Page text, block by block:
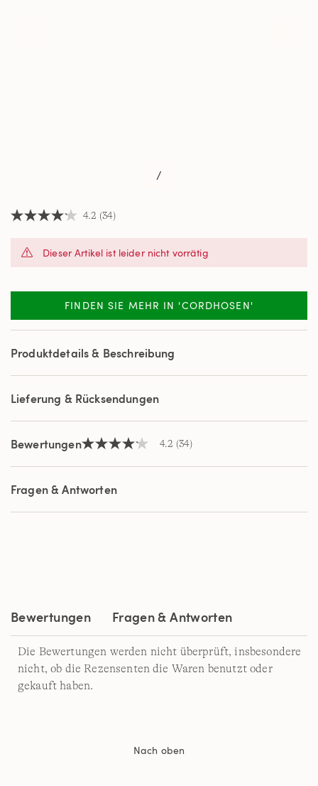
/
4.2
Sternen,
Bewertung.
Reviews.
Link
derselben
4.2 (34)
Dieser Artikel ist leider nicht vorrätig
FINDEN SIE MEHR IN 'CORDHOSEN'
Produktdetails & Beschreibung
Lieferung & Rücksendungen
Bewertungen4.2
5
Sternen,
Durchschnittswert
Bewertung.
4.2 (34)
Fragen & Antworten
Bewertungen Fragen & Antworten
Die Bewertungen werden nicht überprüft, insbesondere
nicht, ob die Rezensenten die Waren benutzt oder
gekauft haben.
Nach oben